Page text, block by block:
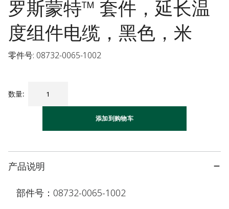
罗斯蒙特™ 套件，延长温
度组件电缆，黑色，米
零件号: 08732-0065-1002
数量:
添加到购物车
产品说明
部件号：08732-0065-1002